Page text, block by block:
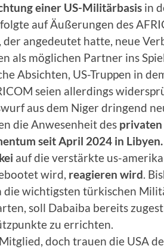
einer US-Militärbasis in
auf Äußerungen des
der angedeutet hatte, neue
als möglichen Partner ins
Absichten, US-Truppen in
seien allerdings
aus dem Niger dringend
die Anwesenheit des privaten
seit April 2024 in Libyen.
auf die verstärkte us-
wird, reagieren wird.
die wichtigsten türkischen
soll Dabaiba bereits
zu errichten.
doch trauen die USA